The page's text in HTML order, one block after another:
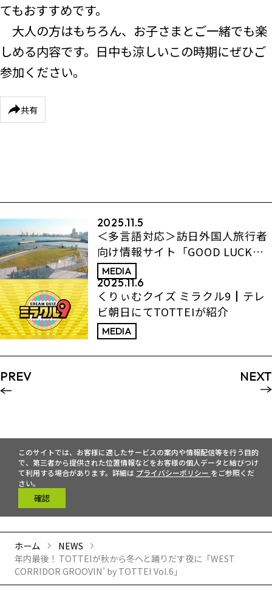
てもおすすめです。
大人の方はもちろん、お子さまとご一緒でも楽
しめる内容です。日中も涼しいこの時期にぜひご
参加ください。
共有
2025.11.5
＜多言語対応＞訪日外国人旅行者
向け情報サイト「GOOD LUCK
TRIP」にTOTTEI PARKが紹介さ
れました
MEDIA
2025.11.6
くりぃむクイズ ミラクル9┃テレ
ビ朝日にてTOTTEIが紹介
MEDIA
PREV NEXT
このサイトでは、お客様に適したサービスの案内や情報配信等を行う目的
で、第三者から提供された位置情報などをお客様の個人データと結びつけ
て利用する場合があります。詳細は プライバシーポリシー をご参照くだ
さい。
確認
ホーム
NEWS
年内最後！ TOTTEIが秋から冬へと踊りだす夜に「WEST
CORRIDOR GROOVIN’ by TOTTEI Vol.6」